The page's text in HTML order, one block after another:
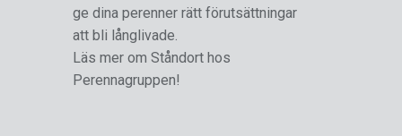
ge dina perenner rätt förutsättningar
att bli långlivade.
Läs mer om Ståndort hos
Perennagruppen!